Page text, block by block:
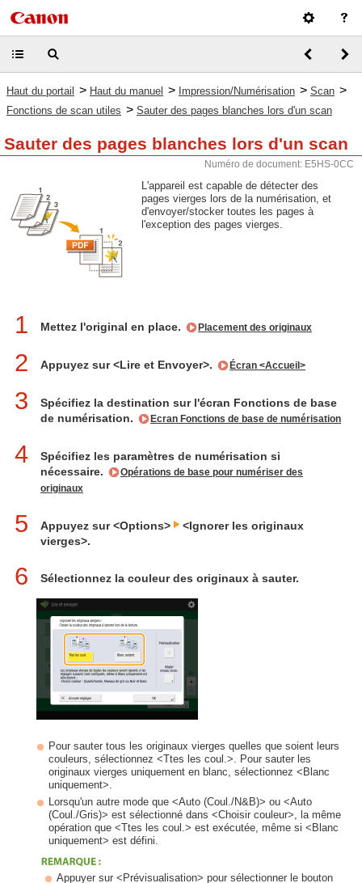
Haut du portail > Haut du manuel > Impression/Numérisation > Scan >
Fonctions de scan utiles > Sauter des pages blanches lors d'un scan
Sauter des pages blanches lors d'un scan
Numéro de document: E5HS-0CC
L'appareil est capable de détecter des
pages vierges lors de la numérisation, et
d'envoyer/stocker toutes les pages à
l'exception des pages vierges.
1 Mettez l'original en place. Placement des originaux
2 Appuyez sur <Lire et Envoyer>. Écran <Accueil>
3
Spécifiez la destination sur l'écran Fonctions de base
de numérisation.
Ecran Fonctions de base de numérisation
4
Spécifiez les paramètres de numérisation si
nécessaire.
Opérations de base pour numériser des
originaux
5 Appuyez sur <Options>
<Ignorer les originaux
vierges>.
6 Sélectionnez la couleur des originaux à sauter.
Pour sauter tous les originaux vierges quelles que soient leurs
couleurs, sélectionnez <Ttes les coul.>. Pour sauter les
originaux vierges uniquement en blanc, sélectionnez <Blanc
uniquement>.
Lorsqu'un autre mode que <Auto (Coul./N&B)> ou <Auto
(Coul./Gris)> est sélectionné dans <Choisir couleur>, la même
opération que <Ttes les coul.> est exécutée, même si <Blanc
uniquement> est défini.
Appuyer sur <Prévisualisation> pour sélectionner le bouton